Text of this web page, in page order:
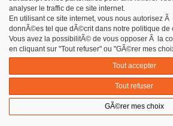
Contact
Carnet d'adresses
Goodies
Azimut - Créateur de
Mentions légales
analyser le traffic de ce site internet.
En utilisant ce site internet, vous nous autorisez
donnÃ©es tel que dÃ©crit dans notre politique de
Vous avez la possibilitÃ© de vous opposer Ã la
en cliquant sur "Tout refuser" ou "GÃ©rer mes
Tout accepter
Tout refuser
GÃ©rer mes choix